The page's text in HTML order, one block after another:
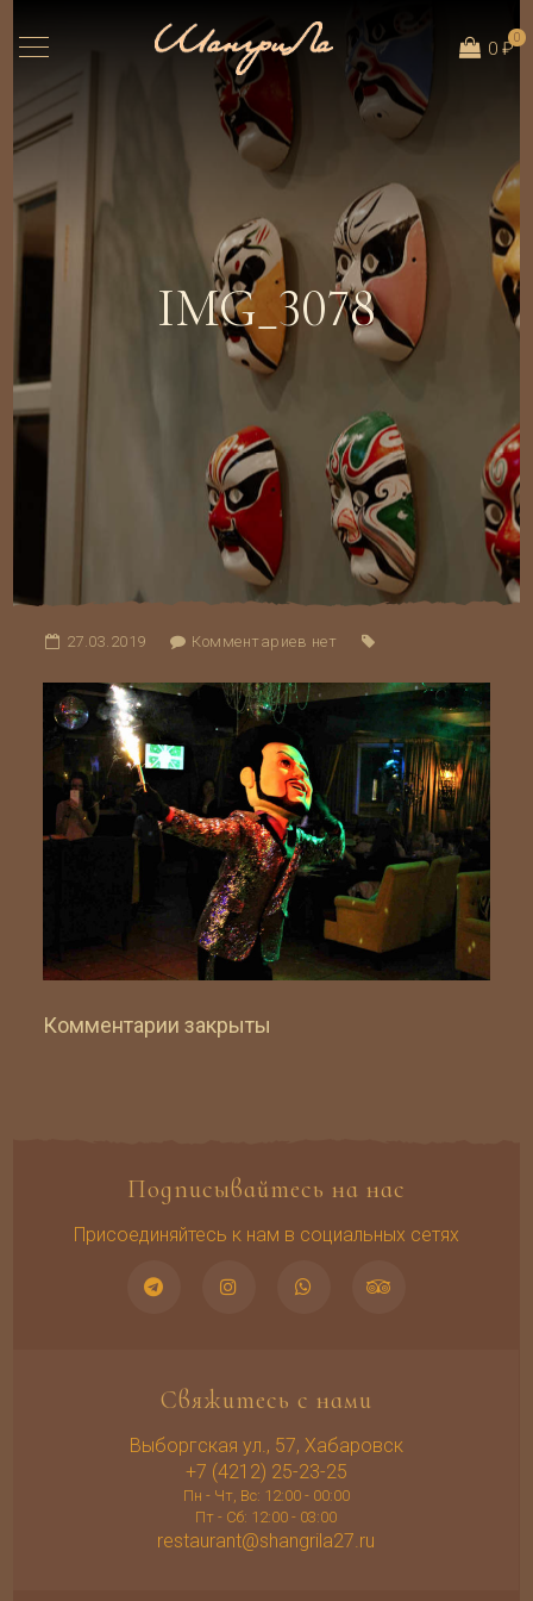
0
0 ₽
IMG_3078
27.03.2019 Комментариев нет
Комментарии закрыты
Подписывайтесь на нас
Присоединяйтесь к нам в социальных сетях
Свяжитесь с нами
Выборгская ул., 57, Хабаровск
+7 (4212) 25-23-25
Пн - Чт, Вс: 12:00 - 00:00
Пт - Сб: 12:00 - 03:00
restaurant@shangrila27.ru